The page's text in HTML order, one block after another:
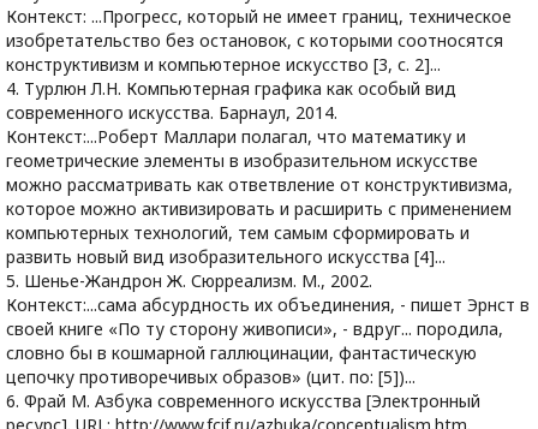
Контекст: ...Прогресс, который не имеет границ, техническое
изобретательство без остановок, с которыми соотносятся
конструктивизм и компьютерное искусство [3, с. 2]...
4. Турлюн Л.Н. Компьютерная графика как особый вид
современного искусства. Барнаул, 2014.
Контекст:...Роберт Маллари полагал, что математику и
геометрические элементы в изобразительном искусстве
можно рассматривать как ответвление от конструктивизма,
которое можно активизировать и расширить с применением
компьютерных технологий, тем самым сформировать и
развить новый вид изобразительного искусства [4]...
5. Шенье-Жандрон Ж. Сюрреализм. М., 2002.
Контекст:...сама абсурдность их объединения, - пишет Эрнст в
своей книге «По ту сторону живописи», - вдруг... породила,
словно бы в кошмарной галлюцинации, фантастическую
цепочку противоречивых образов» (цит. по: [5])...
6. Фрай М. Азбука современного искусства [Электронный